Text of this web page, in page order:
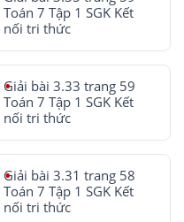
Toán 7 Tập 1 SGK Kết
nối tri thức
Giải bài 3.33 trang 59
Toán 7 Tập 1 SGK Kết
nối tri thức
Giải bài 3.31 trang 58
Toán 7 Tập 1 SGK Kết
nối tri thức